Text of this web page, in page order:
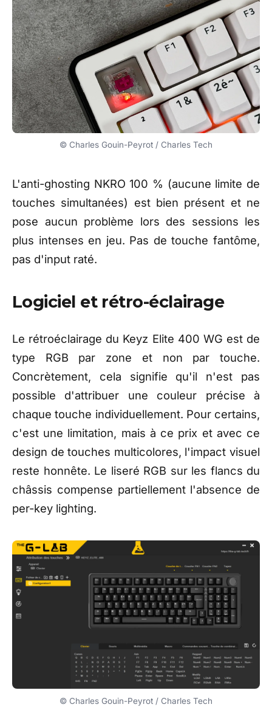
© Charles Gouin-Peyrot / Charles Tech
L'anti-ghosting NKRO 100 % (aucune limite de
touches simultanées) est bien présent et ne
pose aucun problème lors des sessions les
plus intenses en jeu. Pas de touche fantôme,
pas d'input raté.
Logiciel et rétro-éclairage
Le rétroéclairage du Keyz Elite 400 WG est de
type RGB par zone et non par touche.
Concrètement, cela signifie qu'il n'est pas
possible d'attribuer une couleur précise à
chaque touche individuellement. Pour certains,
c'est une limitation, mais à ce prix et avec ce
design de touches multicolores, l'impact visuel
reste honnête. Le liseré RGB sur les flancs du
châssis compense partiellement l'absence de
per-key lighting.
© Charles Gouin-Peyrot / Charles Tech